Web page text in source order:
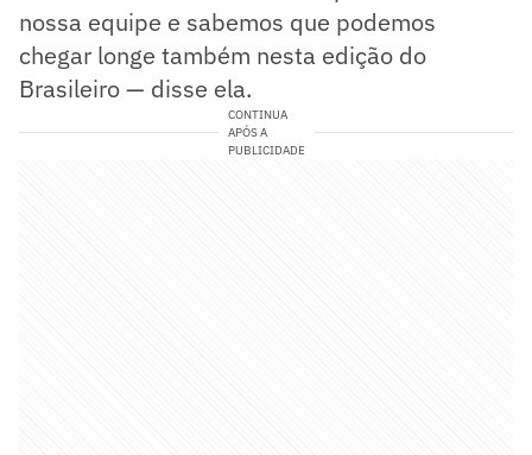
nossa equipe e sabemos que podemos
chegar longe também nesta edição do
Brasileiro — disse ela.
CONTINUA
APÓS A
PUBLICIDADE